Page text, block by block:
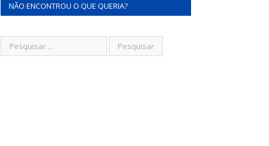
NÃO ENCONTROU O QUE QUERIA?